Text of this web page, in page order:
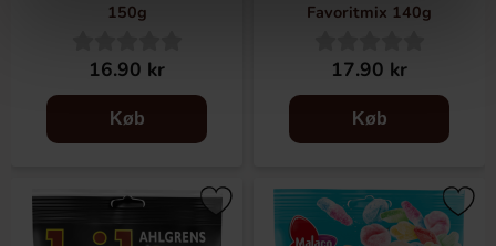
150g
16.90 kr
Køb
Favoritmix 140g
17.90 kr
Køb